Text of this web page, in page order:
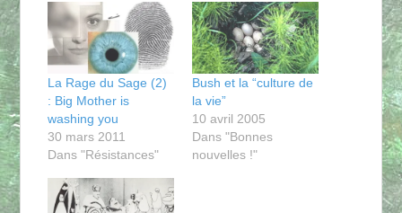
La Rage du Sage (2)
: Big Mother is
washing you
30 mars 2011
Dans "Résistances"
Bush et la “culture de
la vie”
10 avril 2005
Dans "Bonnes
nouvelles !"